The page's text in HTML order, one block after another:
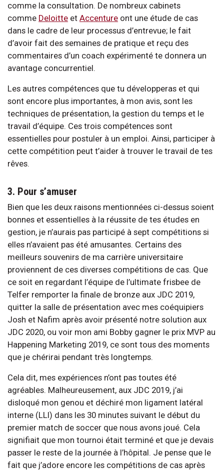
comme la consultation. De nombreux cabinets
comme Deloitte et Accenture ont une étude de cas
dans le cadre de leur processus d’entrevue; le fait
d’avoir fait des semaines de pratique et reçu des
commentaires d’un coach expérimenté te donnera un
avantage concurrentiel.
Les autres compétences que tu développeras et qui
sont encore plus importantes, à mon avis, sont les
techniques de présentation, la gestion du temps et le
travail d’équipe. Ces trois compétences sont
essentielles pour postuler à un emploi. Ainsi, participer à
cette compétition peut t’aider à trouver le travail de tes
rêves.
3. Pour s’amuser
Bien que les deux raisons mentionnées ci-dessus soient
bonnes et essentielles à la réussite de tes études en
gestion, je n’aurais pas participé à sept compétitions si
elles n’avaient pas été amusantes. Certains des
meilleurs souvenirs de ma carrière universitaire
proviennent de ces diverses compétitions de cas. Que
ce soit en regardant l’équipe de l’ultimate frisbee de
Telfer remporter la finale de bronze aux JDC 2019,
quitter la salle de présentation avec mes coéquipiers
Josh et Nafim après avoir présenté notre solution aux
JDC 2020, ou voir mon ami Bobby gagner le prix MVP au
Happening Marketing 2019, ce sont tous des moments
que je chérirai pendant très longtemps.
Cela dit, mes expériences n’ont pas toutes été
agréables. Malheureusement, aux JDC 2019, j’ai
disloqué mon genou et déchiré mon ligament latéral
interne (LLI) dans les 30 minutes suivant le début du
premier match de soccer que nous avons joué. Cela
signifiait que mon tournoi était terminé et que je devais
passer le reste de la journée à l’hôpital. Je pense que le
fait que j’adore encore les compétitions de cas après